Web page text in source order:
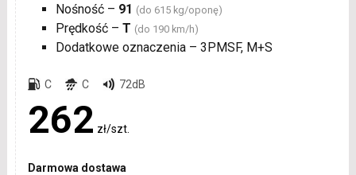
Nośność – 91 (do 615 kg/oponę)
Prędkość – T (do 190 km/h)
Dodatkowe oznaczenia – 3PMSF, M+S
C C 72dB
262 zł/szt.
Darmowa dostawa